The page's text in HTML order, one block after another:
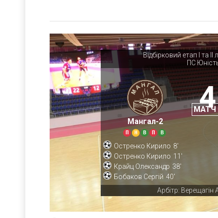
Відбірковий етап І та
ПС
Мангал-2
П Н В П В
4
МАТЧ
Остренко Кирило 8'
Остренко Кирило 11'
Крайц Олександр 38'
Бобаков Сергій 40'
Арбітр: Верещагін